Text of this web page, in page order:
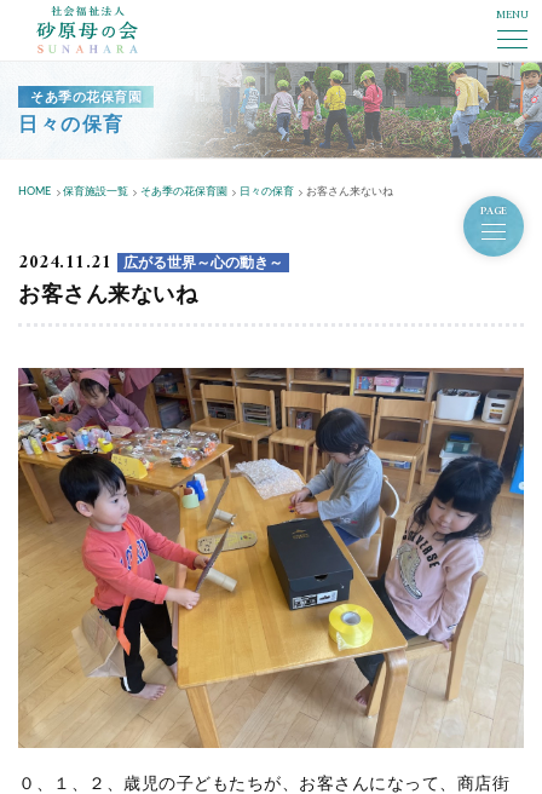
MENU
そあ季の花保育園
日々の保育
HOME 保育施設一覧 そあ季の花保育園 日々の保育 お客さん来ないね
PAGE
2024.11.21 広がる世界～心の動き～
お客さん来ないね
０、１、２、歳児の子どもたちが、お客さんになって、商店街